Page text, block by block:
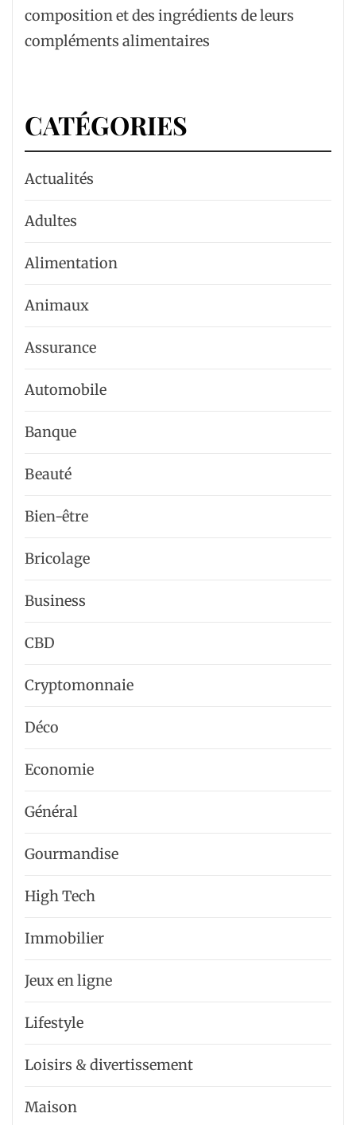
composition et des ingrédients de leurs
compléments alimentaires
CATÉGORIES
Actualités
Adultes
Alimentation
Animaux
Assurance
Automobile
Banque
Beauté
Bien-être
Bricolage
Business
CBD
Cryptomonnaie
Déco
Economie
Général
Gourmandise
High Tech
Immobilier
Jeux en ligne
Lifestyle
Loisirs & divertissement
Maison